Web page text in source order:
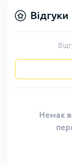
Відгуки
Немає